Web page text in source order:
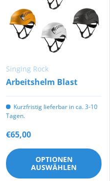
Singing Rock
Arbeitshelm Blast
Kurzfristig lieferbar in ca. 3-10
Tagen.
€65,00
OPTIONEN
AUSWÄHLEN